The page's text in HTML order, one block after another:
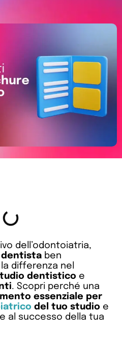
dell’odontoiatria,
dentista ben
differenza nel
dentistico e
. Scopri perché una
essenziale per
del tuo studio e
al successo della tua